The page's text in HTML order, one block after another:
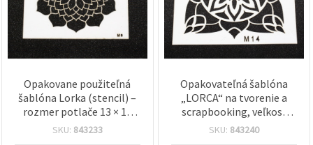
Opakovane použiteľná
šablóna Lorka (stencil) –
rozmer potlače 13 × 13
cm – LM8 – na presné
SKU: 843233
Opakovateľná šablóna
„LORCA“ na tvorenie a
scrapbooking, veľkosť
motívu 19x19 cm, dizajn
SKU: 843240